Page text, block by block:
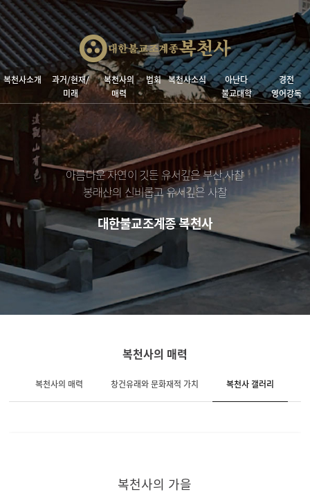
복천사소개
과거/현재/
미래
복천사의
매력
법회 복천사소식
아난다
불교대학
경전
영어강독
아름다운 자연이 깃든 유서깊은 부산 사찰
봉래산의 신비롭고 유서깊은 사찰
대한불교조계종 복천사
복천사의 매력
복천사의 매력 창건유래와 문화재적 가치 복천사 갤러리
복천사의 가을